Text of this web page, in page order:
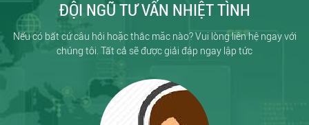
ĐỘI NGŨ TƯ VẤN NHIỆT TÌNH
Nếu có bất cứ câu hỏi hoặc thắc măc nào? Vui lòng liên hệ ngay với
chúng tôi. Tất cả sẽ được giải đáp ngay lập tức